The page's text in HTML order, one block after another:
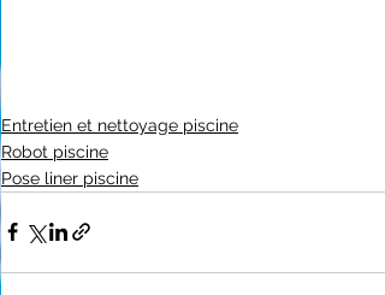
Entretien et nettoyage piscine
Robot piscine
Pose liner piscine